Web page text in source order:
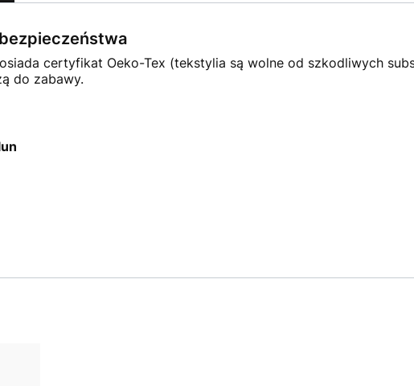
certyfikat Oeko-Tex (tekstylia są wolne od szkodliwych
do zabawy.